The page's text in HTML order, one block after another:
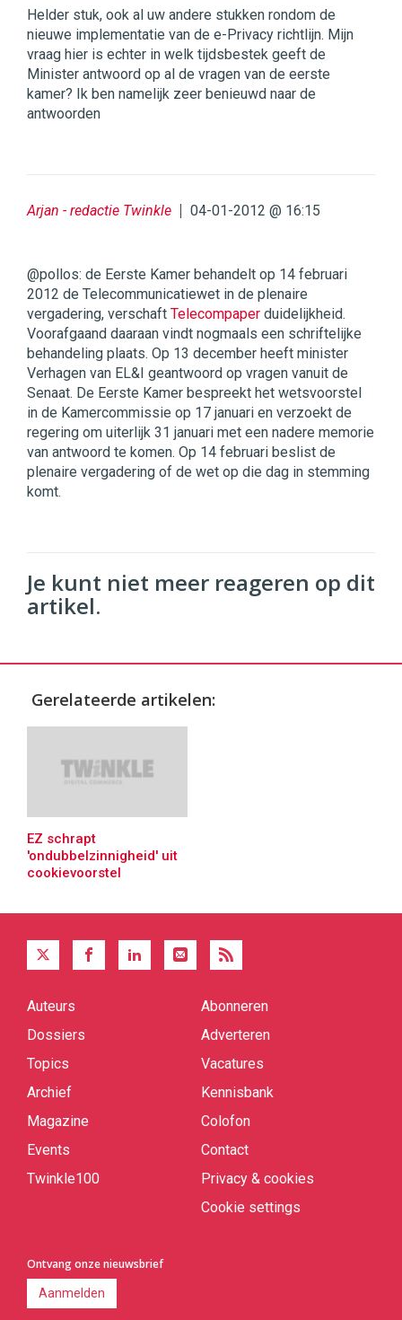
Helder stuk, ook al uw andere stukken rondom de
nieuwe implementatie van de e-Privacy richtlijn. Mijn
vraag hier is echter in welk tijdsbestek geeft de
Minister antwoord op al de vragen van de eerste
kamer? Ik ben namelijk zeer benieuwd naar de
antwoorden
Arjan - redactie Twinkle 04-01-2012 @ 16:15
@pollos: de Eerste Kamer behandelt op 14 februari
2012 de Telecommunicatiewet in de plenaire
vergadering, verschaft Telecompaper duidelijkheid.
Voorafgaand daaraan vindt nogmaals een schriftelijke
behandeling plaats. Op 13 december heeft minister
Verhagen van EL&I geantwoord op vragen vanuit de
Senaat. De Eerste Kamer bespreekt het wetsvoorstel
in de Kamercommissie op 17 januari en verzoekt de
regering om uiterlijk 31 januari met een nadere memorie
van antwoord te komen. Op 14 februari beslist de
plenaire vergadering of de wet op die dag in stemming
komt.
Je kunt niet meer reageren op dit
artikel.
Gerelateerde artikelen:
EZ schrapt
'ondubbelzinnigheid' uit
cookievoorstel
Quick
Auteurs
Dossiers
Topics
Archief
Magazine
Events
Twinkle100
Abonneren
Adverteren
Vacatures
Kennisbank
Colofon
Contact
Privacy & cookies
Cookie settings
Ontvang onze nieuwsbrief
Aanmelden